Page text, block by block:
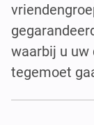
waarbij u uw
tegemoet